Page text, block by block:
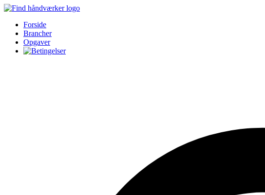
Forside
Brancher
Opgaver